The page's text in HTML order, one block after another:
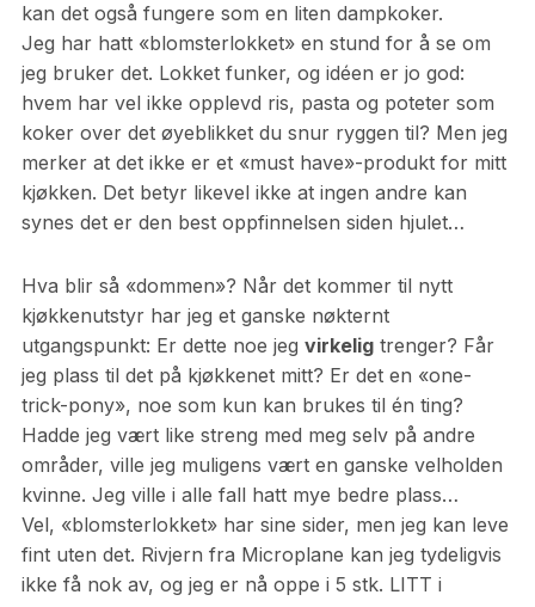
kan det også fungere som en liten dampkoker.
Jeg har hatt «blomsterlokket» en stund for å se om
jeg bruker det. Lokket funker, og idéen er jo god:
hvem har vel ikke opplevd ris, pasta og poteter som
koker over det øyeblikket du snur ryggen til? Men jeg
merker at det ikke er et «must have»-produkt for mitt
kjøkken. Det betyr likevel ikke at ingen andre kan
synes det er den best oppfinnelsen siden hjulet…
Hva blir så «dommen»? Når det kommer til nytt
kjøkkenutstyr har jeg et ganske nøkternt
utgangspunkt: Er dette noe jeg virkeligtrenger? Får
jeg plass til det på kjøkkenet mitt? Er det en «one-
trick-pony», noe som kun kan brukes til én ting?
Hadde jeg vært like streng med meg selv på andre
områder, ville jeg muligens vært en ganske velholden
kvinne. Jeg ville i alle fall hatt mye bedre plass…
Vel, «blomsterlokket» har sine sider, men jeg kan leve
fint uten det. Rivjern fra Microplane kan jeg tydeligvis
ikke få nok av, og jeg er nå oppe i 5 stk. LITT i